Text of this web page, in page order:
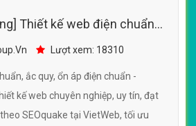
Thiết kế web điện chuẩn,
chuẩn - acquyluudien.vn
Lượt xem: 18310
ắc quy, ổn áp điện chuẩn -
kế web chuyên nghiệp, uy tín, đạt
SEOquake tại VietWeb, tối ưu